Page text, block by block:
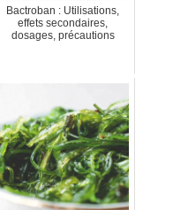
Bactroban : Utilisations,
effets secondaires,
dosages, précautions